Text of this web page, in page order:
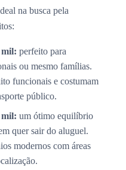
na busca pela
mil: perfeito para
ou mesmo famílias.
funcionais e costumam
público.
mil: um ótimo equilíbrio
quer sair do aluguel.
modernos com áreas